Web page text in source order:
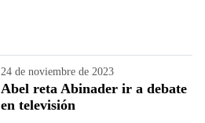
24 de noviembre de 2023
Abel reta Abinader ir a debate
en televisión